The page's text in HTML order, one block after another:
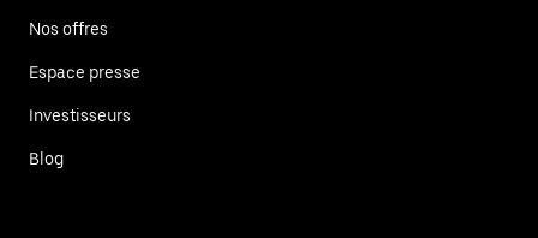
Nos offres
Espace presse
Investisseurs
Blog